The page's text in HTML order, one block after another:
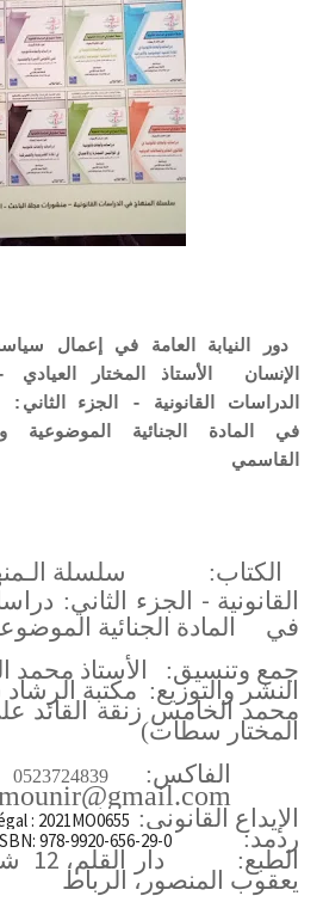
دور النيابة العامة في إعمال
الإنسان الأستاذ المختار
الدراسات القانونية - الجزء
في المادة الجنائية
القاسمي
الكتاب:
سلسلة
القانونية -
الجزء الثاني:
في
المادة الجنائية
جمع وتنسيق:
الأستاذ
النشر والتوزيع: مكتبة
محمد الخامس زنقة القائد
المختار سطات)
الفاكس:0523724839
الإيداع القانوني: : 2021MO0655
ردمد: 978-9920-656-29-0
الطبع: دار القلم، 12
يعقوب المنصور، الرباط